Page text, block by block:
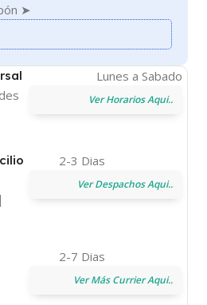
➤
Ver Horarios Aqui..
Lunes a Sabado
2-3 Dias
Ver Despachos Aqui..
2-7 Dias
Ver Más Currier Aqui..